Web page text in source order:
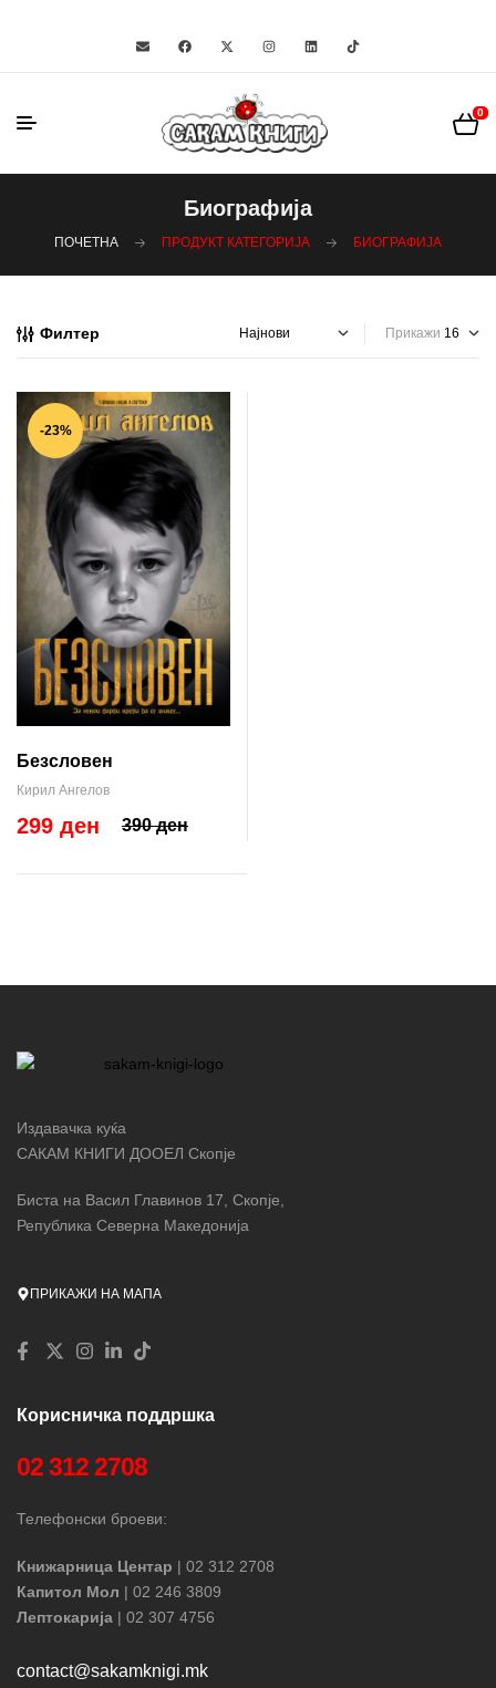
0
Биографија
ПОЧЕТНА ПРОДУКТ КАТЕГОРИЈА БИОГРАФИЈА
Филтер Прикажи
-23%
Безсловен
Кирил Ангелов
390 ден
299 ден
Издавачка куќа
САКАМ КНИГИ ДООЕЛ Скопје
Биста на Васил Главинов 17, Скопје,
Република Северна Македонија
ПРИКАЖИ НА МАПА
Корисничка поддршка
02 312 2708
Телефонски броеви:
Книжарница Центар | 02 312 2708
Капитол Мол | 02 246 3809
Лептокарија | 02 307 4756
contact@sakamknigi.mk